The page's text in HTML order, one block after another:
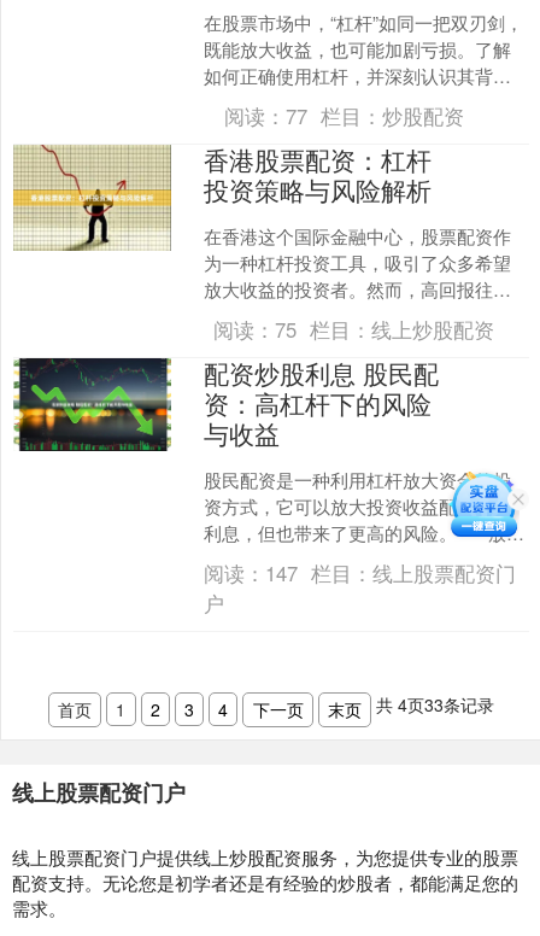
在股票市场中，“杠杆”如同一把双刃剑，
既能放大收益，也可能加剧亏损。了解
如何正确使用杠杆，并深刻认识其背后
的风险，是每一位有意涉足杠杆交易的
投资者必须掌握的课题....
阅读： 77 栏目： 炒股配资
香港股票配资：杠杆
投资策略与风险解析
在香港这个国际金融中心，股票配资作
为一种杠杆投资工具，吸引了众多希望
放大收益的投资者。然而，高回报往往
伴随着高风险，深入了解配资机制与风
险控制策略股市配资行情，....
阅读：75 栏目：线上炒股配资
配资炒股利息 股民配
资：高杠杆下的风险
与收益
股民配资是一种利用杠杆放大资金的投
资方式，它可以放大投资收益配资炒股
利息，但也带来了更高的风险。 * **放大
收益：**配资可以放大投资收益，让投资
者以较少的本....
阅读： 147 栏目：线上股票配资门
户
首页 1 2 3 4 下一页 末页 共4页33条记录
线上股票配资门户
线上股票配资门户提供线上炒股配资服务，为您提供专业的股票
配资支持。无论您是初学者还是有经验的炒股者，都能满足您的
需求。